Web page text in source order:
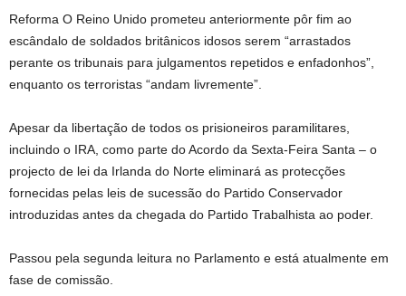
Reforma O Reino Unido prometeu anteriormente pôr fim ao
escândalo de soldados britânicos idosos serem “arrastados
perante os tribunais para julgamentos repetidos e enfadonhos”,
enquanto os terroristas “andam livremente”.
Apesar da libertação de todos os prisioneiros paramilitares,
incluindo o IRA, como parte do Acordo da Sexta-Feira Santa – o
projecto de lei da Irlanda do Norte eliminará as protecções
fornecidas pelas leis de sucessão do Partido Conservador
introduzidas antes da chegada do Partido Trabalhista ao poder.
Passou pela segunda leitura no Parlamento e está atualmente em
fase de comissão.